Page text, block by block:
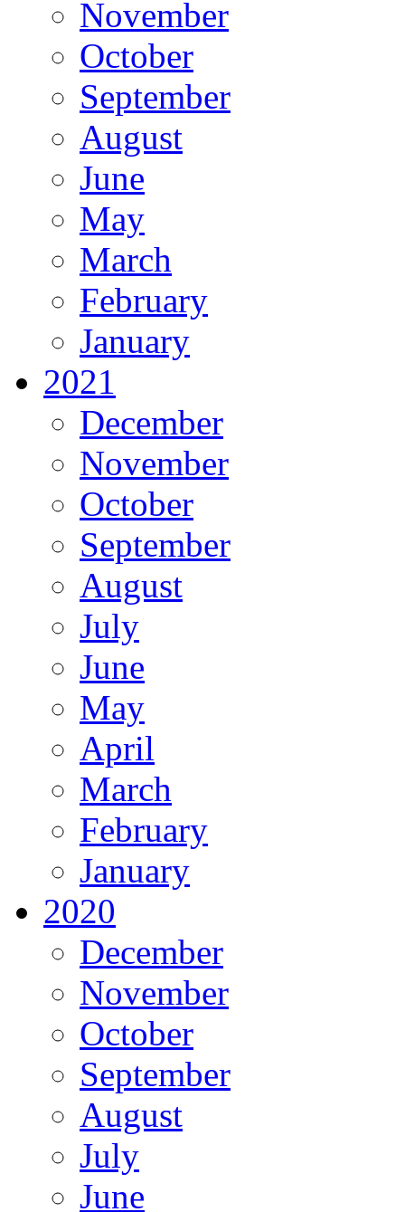
November
October
September
August
June
May
March
February
January
2021
December
November
October
September
August
July
June
May
April
March
February
January
2020
December
November
October
September
August
July
June